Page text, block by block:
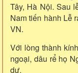
Tây, Hà Nội. Sau
Nam tiến hành Lễ
VN.
Với lòng thành
ngoại, dâu rể họ
dự.